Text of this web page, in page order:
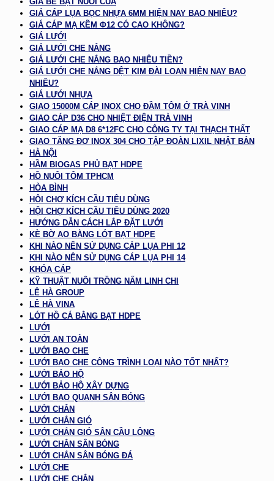
GIÁ CÁP LỤA BỌC NHỰA 6MM HIỆN NAY BAO NHIÊU?
GIÁ CÁP MẠ KẼM Φ12 CÓ CAO KHÔNG?
GIÁ LƯỚI
GIÁ LƯỚI CHE NẮNG
GIÁ LƯỚI CHE NẮNG BAO NHIÊU TIỀN?
GIÁ LƯỚI CHE NẮNG DỆT KIM ĐÀI LOAN HIỆN NAY BAO
NHIÊU?
GIÁ LƯỚI NHỰA
GIAO 15000M CÁP INOX CHO ĐẦM TÔM Ở TRÀ VINH
GIAO CÁP D36 CHO NHIỆT ĐIỆN TRÀ VINH
GIAO CÁP MẠ D8 6*12FC CHO CÔNG TY TẠI THẠCH THẤT
GIAO TĂNG ĐƠ INOX 304 CHO TẬP ĐOÀN LIXIL NHẬT BẢN
HÀ NỘI
HẦM BIOGAS PHỦ BẠT HDPE
HỒ NUÔI TÔM TPHCM
HÒA BÌNH
HỘI CHỢ KÍCH CẦU TIÊU DÙNG
HỘI CHỢ KÍCH CẦU TIÊU DÙNG 2020
HƯỚNG DẪN CÁCH LẮP ĐẶT LƯỚI
KÈ BỜ AO BẰNG LÓT BẠT HDPE
KHI NÀO NÊN SỬ DỤNG CÁP LỤA PHI 12
KHI NÀO NÊN SỬ DỤNG CÁP LỤA PHI 14
KHÓA CÁP
KỸ THUẬT NUÔI TRỒNG NẤM LINH CHI
LÊ HÀ GROUP
LÊ HÀ VINA
LÓT HỒ CÁ BẰNG BẠT HDPE
LƯỚI
LƯỚI AN TOÀN
LƯỚI BAO CHE
LƯỚI BAO CHE CÔNG TRÌNH LOẠI NÀO TỐT NHẤT?
LƯỚI BẢO HỘ
LƯỚI BẢO HỘ XÂY DỰNG
LƯỚI BAO QUANH SÂN BÓNG
LƯỚI CHẮN
LƯỚI CHẮN GIÓ
LƯỚI CHẮN GIÓ SÂN CẦU LÔNG
LƯỚI CHẮN SÂN BÓNG
LƯỚI CHẮN SÂN BÓNG ĐÁ
LƯỚI CHE
LƯỚI CHE CHẮN